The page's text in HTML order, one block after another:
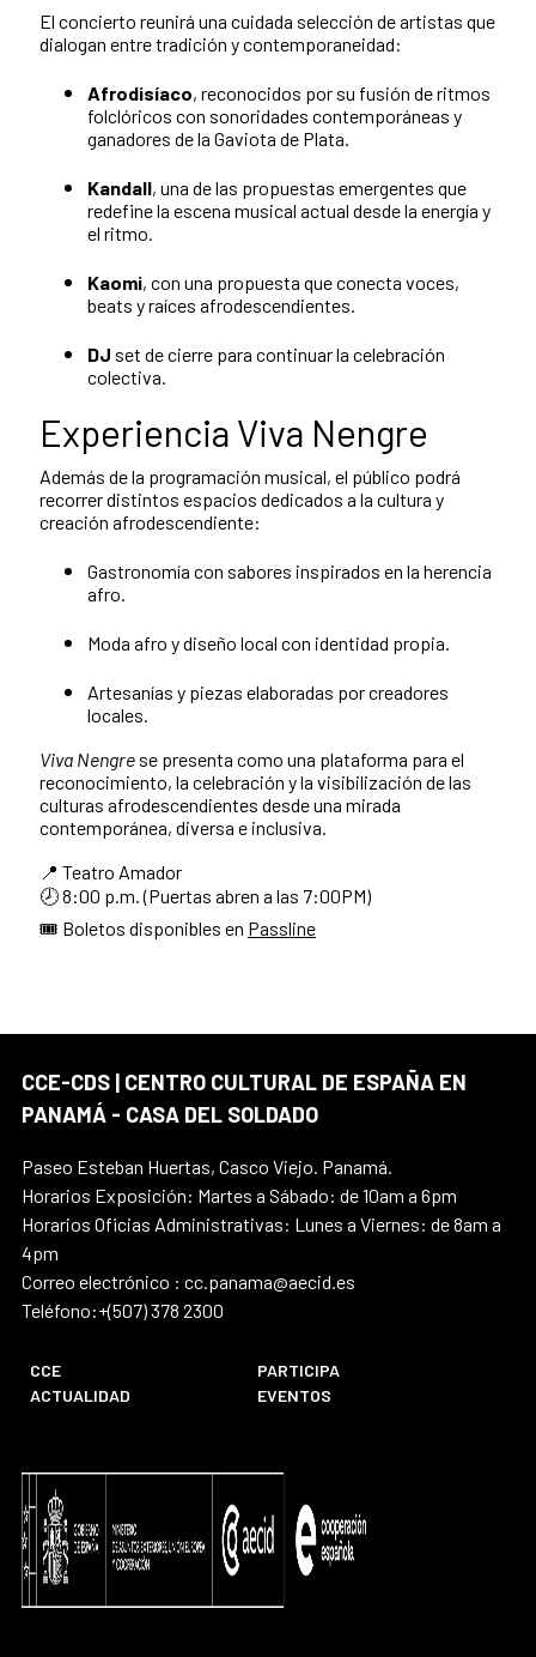
El concierto reunirá una cuidada selección de artistas que
dialogan entre tradición y contemporaneidad:
Afrodisíaco, reconocidos por su fusión de ritmos
folclóricos con sonoridades contemporáneas y
ganadores de la Gaviota de Plata.
Kandall, una de las propuestas emergentes que
redefine la escena musical actual desde la energía y
el ritmo.
Kaomi, con una propuesta que conecta voces,
beats y raíces afrodescendientes.
DJ set de cierre para continuar la celebración
colectiva.
Experiencia Viva Nengre
Además de la programación musical, el público podrá
recorrer distintos espacios dedicados a la cultura y
creación afrodescendiente:
Gastronomía con sabores inspirados en la herencia
afro.
Moda afro y diseño local con identidad propia.
Artesanías y piezas elaboradas por creadores
locales.
Viva Nengre se presenta como una plataforma para el
reconocimiento, la celebración y la visibilización de las
culturas afrodescendientes desde una mirada
contemporánea, diversa e inclusiva.
📍 Teatro Amador
🕗 8:00 p.m. (Puertas abren a las 7:00PM)
🎟️ Boletos disponibles en Passline
CCE-CDS | CENTRO CULTURAL DE ESPAÑA EN
PANAMÁ - CASA DEL SOLDADO
Paseo Esteban Huertas, Casco Viejo. Panamá.
Horarios Exposición: Martes a Sábado: de 10am a 6pm
Horarios Oficias Administrativas: Lunes a Viernes: de 8am a
4pm
Correo electrónico : cc.panama@aecid.es
Teléfono:+(507) 378 2300
CCE
PARTICIPA
ACTUALIDAD
EVENTOS